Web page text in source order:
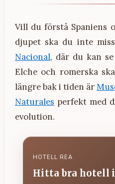
Vill du förstå Spaniens
djupet ska du inte
Nacional, där du kan
Elche och romerska
längre bak i tiden är
Naturales perfekt med
evolution.
HOTELL REA
Hitta bra hotell